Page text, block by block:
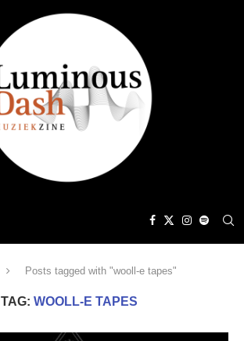
Posts tagged with "wooll-e tapes"
TAG: WOOLL-E TAPES